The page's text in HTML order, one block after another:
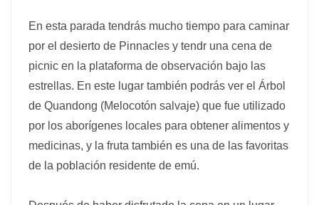
En esta parada tendrás mucho tiempo para caminar
por el desierto de Pinnacles y tendr una cena de
picnic en la plataforma de observación bajo las
estrellas. En este lugar también podrás ver el Árbol
de Quandong (Melocotón salvaje) que fue utilizado
por los aborígenes locales para obtener alimentos y
medicinas, y la fruta también es una de las favoritas
de la población residente de emú.